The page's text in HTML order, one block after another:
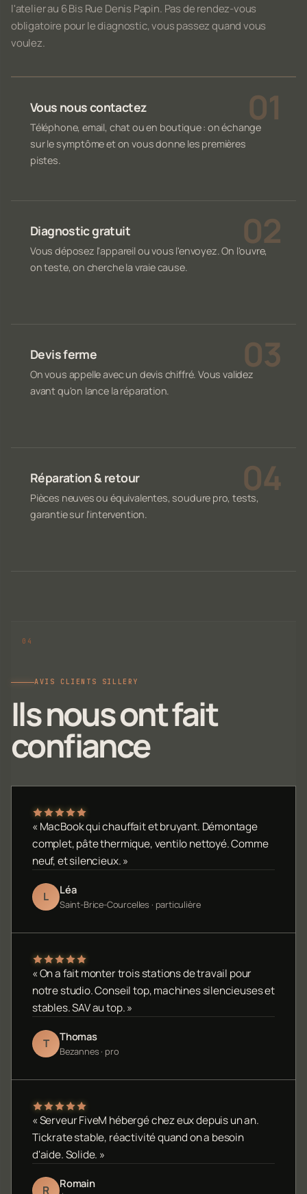
l'atelier au 6 Bis Rue Denis Papin. Pas de rendez-vous
obligatoire pour le diagnostic, vous passez quand vous
voulez.
Vous nous contactez
Téléphone, email, chat ou en boutique : on échange
sur le symptôme et on vous donne les premières
pistes.
Diagnostic gratuit
Vous déposez l'appareil ou vous l'envoyez. On l'ouvre,
on teste, on cherche la vraie cause.
Devis ferme
On vous appelle avec un devis chiffré. Vous validez
avant qu'on lance la réparation.
Réparation & retour
Pièces neuves ou équivalentes, soudure pro, tests,
garantie sur l'intervention.
AVIS CLIENTS SILLERY
Ils nous ont fait
confiance
« MacBook qui chauffait et bruyant. Démontage
complet, pâte thermique, ventilo nettoyé. Comme
neuf, et silencieux. »
L Léa
Saint-Brice-Courcelles · particulière
« On a fait monter trois stations de travail pour
notre studio. Conseil top, machines silencieuses et
stables. SAV au top. »
T Thomas
Bezannes · pro
« Serveur FiveM hébergé chez eux depuis un an.
Tickrate stable, réactivité quand on a besoin
d'aide. Solide. »
R Romain